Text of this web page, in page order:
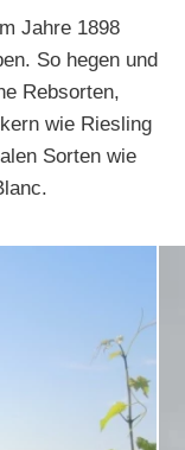
Jahre 1898
So hegen und
Rebsorten,
wie Riesling
Sorten wie